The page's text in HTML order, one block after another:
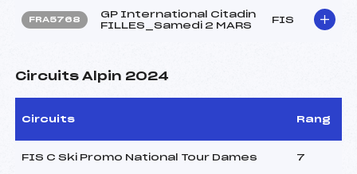
FRA5768
GP International Citadin
FILLES_Samedi 2 MARS
FIS
Circuits Alpin 2024
Circuits Rang
FIS C Ski Promo National Tour Dames 7